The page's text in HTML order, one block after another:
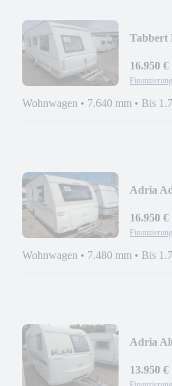
Tabbert
16.950 €
Wohnwagen • 7.640 mm • Bis
Adria
16.950 €
Wohnwagen • 7.480 mm • Bis
Adria
13.950 €